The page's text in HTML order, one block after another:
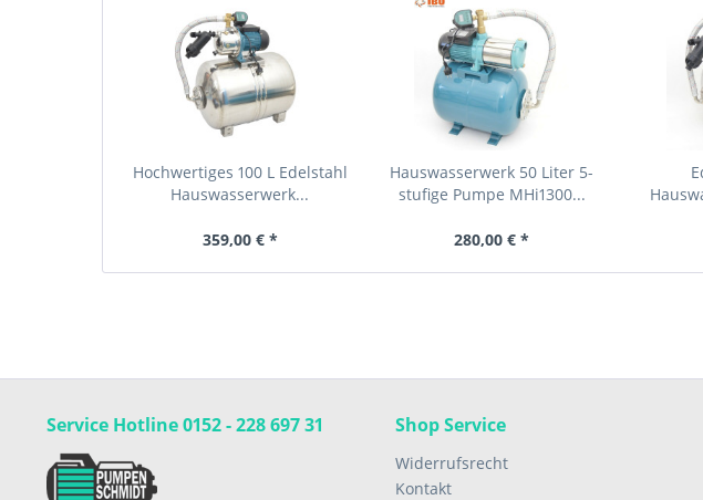
Hochwertiges 100 L Edelstahl
Hauswasserwerk...
359,00 € *
Hauswasserwerk 50 Liter 5-
stufige Pumpe MHi1300...
280,00 € *
Service Hotline 0152 - 228 697 31 Shop Service
Widerrufsrecht
Kontakt